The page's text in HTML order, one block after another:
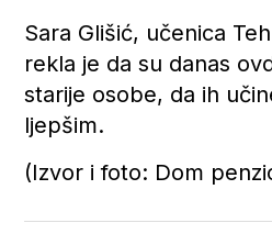
Sara Glišić, učenica
rekla je da su danas
starije osobe, da ih
ljepšim.
(Izvor i foto: Dom